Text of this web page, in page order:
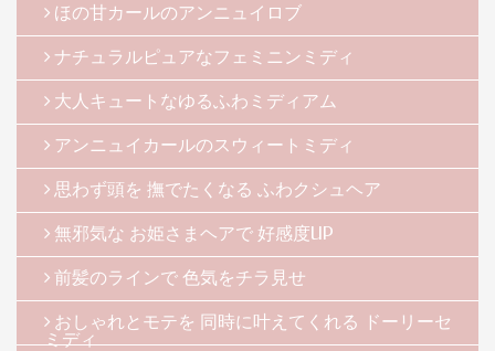
ほの甘カールのアンニュイロブ
ナチュラルピュアなフェミニンミディ
大人キュートなゆるふわミディアム
アンニュイカールのスウィートミディ
思わず頭を 撫でたくなる ふわクシュヘア
無邪気な お姫さまヘアで 好感度UP
前髪のラインで 色気をチラ見せ
おしゃれとモテを 同時に叶えてくれる ドーリーセ
ミディ